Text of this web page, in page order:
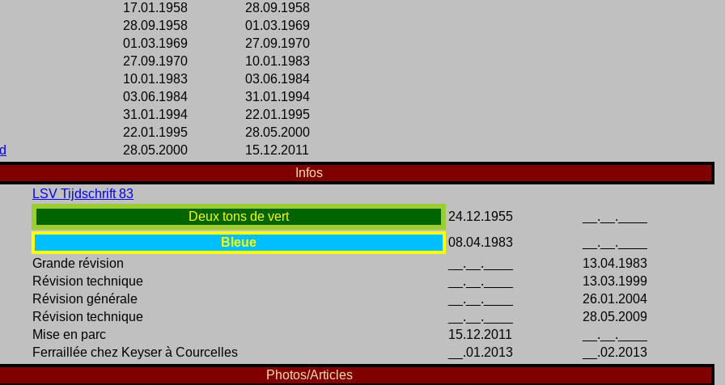
17.01.1958
28.09.1958
28.09.1958
01.03.1969
01.03.1969
27.09.1970
27.09.1970
10.01.1983
10.01.1983
03.06.1984
03.06.1984
31.01.1994
31.01.1994
22.01.1995
22.01.1995
28.05.2000
28.05.2000
15.12.2011
Infos
LSV Tijdschrift 83
Deux tons de vert 24.12.1955
__.__.____
Bleue 08.04.1983
__.__.____
Grande révision __.__.____
13.04.1983
Révision technique __.__.____
13.03.1999
Révision générale __.__.____
26.01.2004
Révision technique __.__.____
28.05.2009
Mise en parc 15.12.2011
__.__.____
Ferraillée chez Keyser à Courcelles __.01.2013
__.02.2013
Photos/Articles